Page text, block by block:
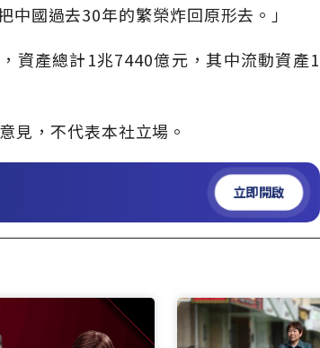
國過去30年的繁榮炸回原形去。」
資產總計1兆7440億元，其中流動資產1
見，不代表本社立場。
立即開啟